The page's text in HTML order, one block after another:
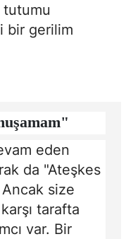
tutumu
bir gerilim
eden
da "Ateşkes
size
tarafta
var. Bir